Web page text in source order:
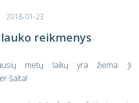
2018-01-23
reikmenys
metų laikų yra žiema. Ji
šalta!